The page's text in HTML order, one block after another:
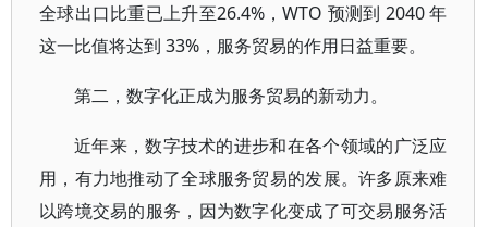
全球出口比重已上升至26.4%，WTO 预测到 2040 年
这一比值将达到 33%，服务贸易的作用日益重要。
第二，数字化正成为服务贸易的新动力。
近年来，数字技术的进步和在各个领域的广泛应
用，有力地推动了全球服务贸易的发展。许多原来难
以跨境交易的服务，因为数字化变成了可交易服务活